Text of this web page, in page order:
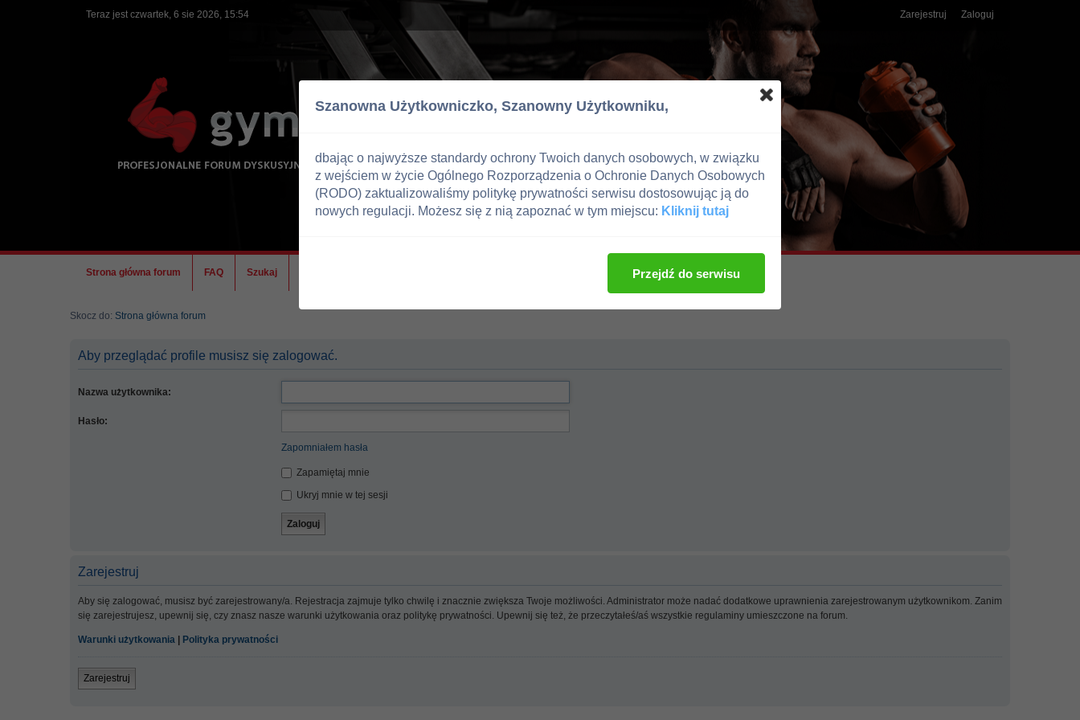
Teraz jest czwartek, 6 sie 2026, 15:54 Zarejestruj Zaloguj
Strona główna forum FAQ Szukaj
Skocz do: Strona główna forum
Aby przeglądać profile musisz się zalogować.
Nazwa użytkownika:
Hasło:
Zapomniałem hasła
Zapamiętaj mnie
Ukryj mnie w tej sesji
Zarejestruj
Aby się zalogować, musisz być zarejestrowany/a. Rejestracja zajmuje tylko chwilę i znacznie zwiększa Twoje możliwości. Administrator może nadać dodatkowe uprawnienia zarejestrowanym użytkownikom. Zanim
się zarejestrujesz, upewnij się, czy znasz nasze warunki użytkowania oraz politykę prywatności. Upewnij się też, że przeczytałeś/aś wszystkie regulaminy umieszczone na forum.
Warunki użytkowania Polityka prywatności
Zarejestruj
Szanowna Użytkowniczko, Szanowny Użytkowniku,
dbając o najwyższe standardy ochrony Twoich danych osobowych, w związku
z wejściem w życie Ogólnego Rozporządzenia o Ochronie Danych Osobowych
(RODO) zaktualizowaliśmy politykę prywatności serwisu dostosowując ją do
nowych regulacji. Możesz się z nią zapoznać w tym miejscu: Kliknij tutaj
Przejdź do serwisu